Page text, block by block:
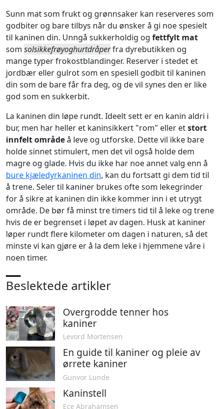
Sunn mat som frukt og grønnsaker kan reserveres som
godbiter og bare tilbys når du ønsker å gi noe spesielt
til kaninen din. Unngå sukkerholdig og fettfylt mat
som solsikkefrøyoghurtdråperfra dyrebutikken og
mange typer frokostblandinger. Reserver i stedet et
jordbær eller gulrot som en spesiell godbit til kaninen
din som de bare får fra deg, og de vil synes den er like
god som en sukkerbit.
La kaninen din løpe rundt. Ideelt sett er en kanin aldri i
bur, men har heller et kaninsikkert "rom" eller etstort
innfelt områdeå leve og utforske. Dette vil ikke bare
holde sinnet stimulert, men det vil også holde dem
magre og glade. Hvis du ikke har noe annet valg enn å
bure kjæledyrkaninen din, kan du fortsatt gi dem tid til
å trene. Seler til kaniner brukes ofte som lekegrinder
for å sikre at kaninen din ikke kommer inn i et utrygt
område. De bør få minst tre timers tid til å leke og trene
hvis de er begrenset i løpet av dagen. Husk at kaniner
løper rundt flere kilometer om dagen i naturen, så det
minste vi kan gjøre er å la dem leke i hjemmene våre i
noen timer.
Beslektede artikler
Overgrodde tenner hos
kaniner
Levord Mortensen
En guide til kaniner og pleie av
ørrete kaniner
Gunvor Lunde
Kaninstell
Ece Abrahamsen